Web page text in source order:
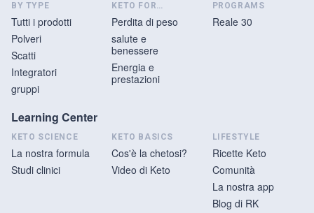
Cos'è la chetosi? La nostra formula
Ricette Keto
Blog di RK La nostra app
storia dell'azienda
BY TYPE
Tutti i prodotti
Polveri
Scatti
Integratori
gruppi
KETO FOR…
Perdita di peso
salute e
benessere
Energia e
prestazioni
PROGRAMS
Reale 30
Learning Center
KETO SCIENCE
La nostra formula
Studi clinici
KETO BASICS
Cos'è la chetosi?
Video di Keto
LIFESTYLE
Ricette Keto
Comunità
La nostra app
Blog di RK